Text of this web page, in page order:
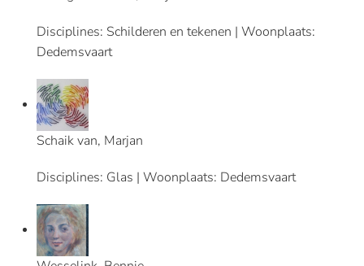
Disciplines: Schilderen en tekenen | Woonplaats:
Dedemsvaart
Schaik van, Marjan
Disciplines: Glas | Woonplaats: Dedemsvaart